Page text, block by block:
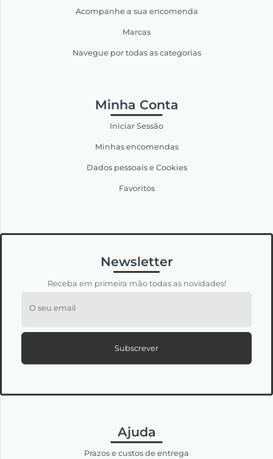
Acompanhe a sua encomenda
Marcas
Navegue por todas as categorias
Minha Conta
Iniciar Sessão
Minhas encomendas
Dados pessoais e Cookies
Favoritos
Newsletter
Receba em primeira mão todas as novidades!
O seu email
Subscrever
Ajuda
Prazos e custos de entrega